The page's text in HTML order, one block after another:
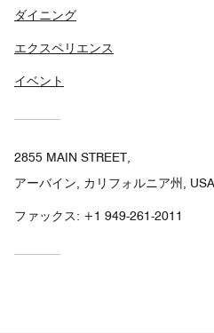
ダイニング
エクスペリエンス
イベント
2855 MAIN STREET,
アーバイン, カリフォルニア州,
ファックス: +1 949-261-2011